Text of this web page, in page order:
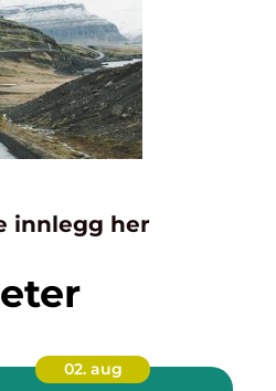
innlegg her
02. aug